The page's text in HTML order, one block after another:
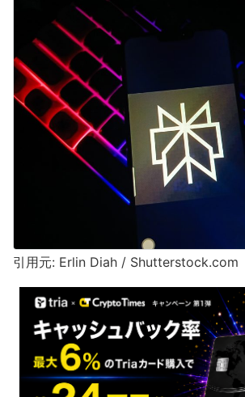
引用元: Erlin Diah / Shutterstock.com